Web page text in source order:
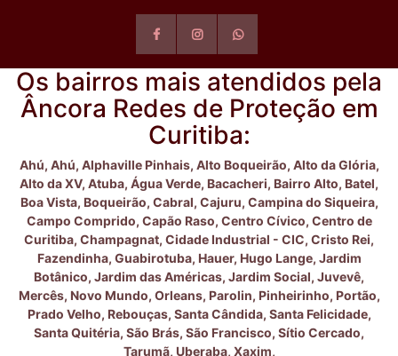
Os bairros mais atendidos pela
Âncora Redes de Proteção em
Curitiba:
Ahú, Ahú, Alphaville Pinhais, Alto Boqueirão, Alto da Glória,
Alto da XV, Atuba, Água Verde, Bacacheri, Bairro Alto, Batel,
Boa Vista, Boqueirão, Cabral, Cajuru, Campina do Siqueira,
Campo Comprido, Capão Raso, Centro Cívico, Centro de
Curitiba, Champagnat, Cidade Industrial - CIC, Cristo Rei,
Fazendinha, Guabirotuba, Hauer, Hugo Lange, Jardim
Botânico, Jardim das Américas, Jardim Social, Juvevê,
Mercês, Novo Mundo, Orleans, Parolin, Pinheirinho, Portão,
Prado Velho, Rebouças, Santa Cândida, Santa Felicidade,
Santa Quitéria, São Brás, São Francisco, Sítio Cercado,
Tarumã, Uberaba, Xaxim,